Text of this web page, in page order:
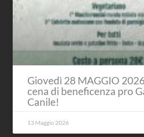
Giovedì 28 MAGGIO
cena di beneficenza pro
Canile!
13 Maggio 2026